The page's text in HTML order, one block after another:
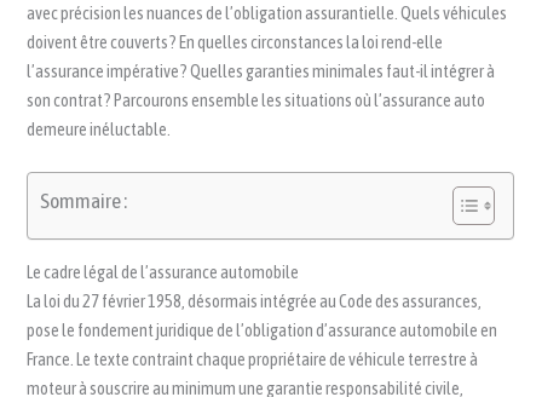
avec précision les nuances de l’obligation assurantielle. Quels véhicules
doivent être couverts ? En quelles circonstances la loi rend-elle
l’assurance impérative ? Quelles garanties minimales faut-il intégrer à
son contrat ? Parcourons ensemble les situations où l’assurance auto
demeure inéluctable.
Sommaire :
Le cadre légal de l’assurance automobile
La loi du 27 février 1958, désormais intégrée au Code des assurances,
pose le fondement juridique de l’obligation d’assurance automobile en
France. Le texte contraint chaque propriétaire de véhicule terrestre à
moteur à souscrire au minimum une garantie responsabilité civile,